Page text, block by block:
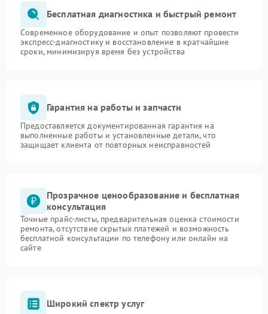
Бесплатная диагностика и быстрый ремонт
Современное оборудование и опыт позволяют провести
экспресс-диагностику и восстановление в кратчайшие
сроки, минимизируя время без устройства
Гарантия на работы и запчасти
Предоставляется документированная гарантия на
выполненные работы и установленные детали, что
защищает клиента от повторных неисправностей
Прозрачное ценообразование и бесплатная
консультация
Точные прайс-листы, предварительная оценка стоимости
ремонта, отсутствие скрытых платежей и возможность
бесплатной консультации по телефону или онлайн на
сайте
Широкий спектр услуг